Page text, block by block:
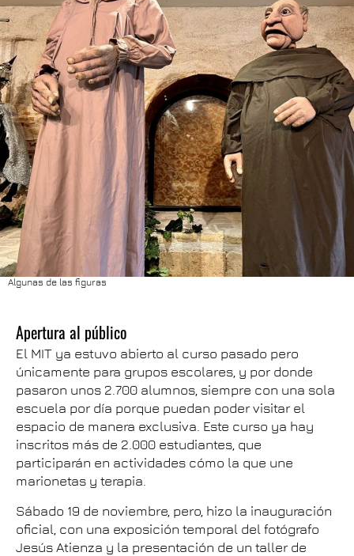
Algunas de las figuras
Apertura al público
El MIT ya estuvo abierto al curso pasado pero
únicamente para grupos escolares, y por donde
pasaron unos 2.700 alumnos, siempre con una sola
escuela por día porque puedan poder visitar el
espacio de manera exclusiva. Este curso ya hay
inscritos más de 2.000 estudiantes, que
participarán en actividades cómo la que une
marionetas y terapia.
Sábado 19 de noviembre, pero, hizo la inauguración
oficial, con una exposición temporal del fotógrafo
Jesús Atienza y la presentación de un taller de